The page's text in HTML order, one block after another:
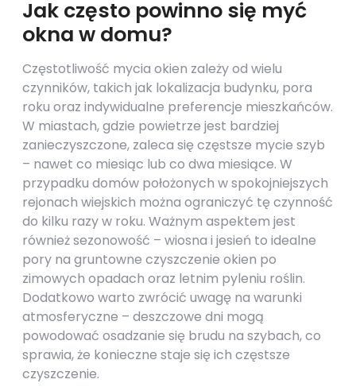
Jak często powinno się myć
okna w domu?
Częstotliwość mycia okien zależy od wielu
czynników, takich jak lokalizacja budynku, pora
roku oraz indywidualne preferencje mieszkańców.
W miastach, gdzie powietrze jest bardziej
zanieczyszczone, zaleca się częstsze mycie szyb
– nawet co miesiąc lub co dwa miesiące. W
przypadku domów położonych w spokojniejszych
rejonach wiejskich można ograniczyć tę czynność
do kilku razy w roku. Ważnym aspektem jest
również sezonowość – wiosna i jesień to idealne
pory na gruntowne czyszczenie okien po
zimowych opadach oraz letnim pyleniu roślin.
Dodatkowo warto zwrócić uwagę na warunki
atmosferyczne – deszczowe dni mogą
powodować osadzanie się brudu na szybach, co
sprawia, że konieczne staje się ich częstsze
czyszczenie.